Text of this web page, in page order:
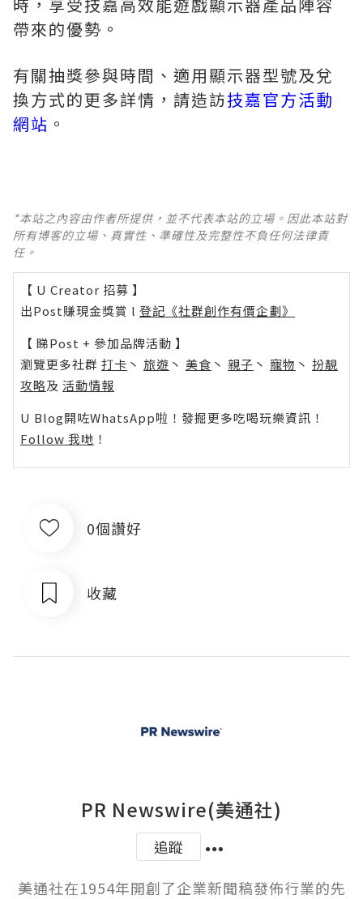
時，享受技嘉高效能遊戲顯示器產品陣容
帶來的優勢。
有關抽獎參與時間、適用顯示器型號及兌
換方式的更多詳情，請造訪技嘉官方活動
網站 。
*本站之內容由作者所提供，並不代表本站的立場。因此本站對
所有博客的立場、真實性、準確性及完整性不負任何法律責
任。
【 U Creator 招募 】
出Post賺現金獎賞 l 登記《社群創作有價企劃》
【 睇Post + 參加品牌活動 】
瀏覽更多社群 打卡 丶 旅遊 丶 美食 丶 親子 丶 寵物 丶 扮靚
攻略及 活動情報
U Blog開咗WhatsApp啦！發掘更多吃喝玩樂資訊！
Follow 我哋 ！
0個讚好
收藏
PR Newswire(美通社)
追蹤
美通社在1954年開創了企業新聞稿發佈行業的先